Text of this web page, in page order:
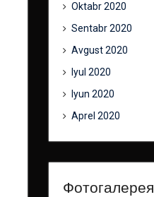
Oktabr 2020
Sentabr 2020
Avgust 2020
Iyul 2020
Iyun 2020
Aprel 2020
Фотогалерея